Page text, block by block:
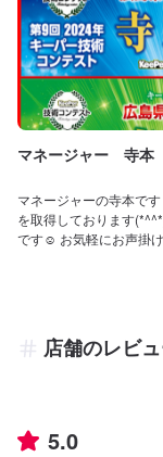
マネージャー 寺本
マネージャーの寺本で
を取得しております
です☺ お気軽にお声掛
店舗のレビ
5.0